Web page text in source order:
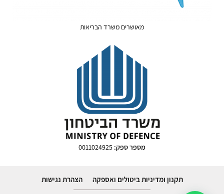
מאושרים משרד הבריאות
מספר ספק:
תקנון ומדיניות ביטולים ואספקה הצהרת נגישות